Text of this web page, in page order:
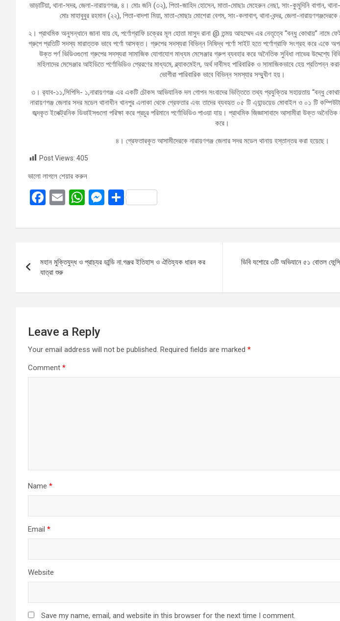
ভাড়াটিয়া, থানা-সদর, জেলা-নারায়ণগঞ্জ, ৪। মোঃ জনি (৩২), পিতা-জাহিদ হোসেন, মাতা-মোছাঃ মেহেরুন নেছা, সাং-কুমুদিনি বাগান,
মোঃ মাহাবুবুর রহমান (২২), পিতা-বাদশা মিয়া, মাতা-মোছাঃ মোশেরা বেগম, সাং-কলাবাগ, থানা-বন্দর, জেলা-
২। প্রাথমিক অনুসন্ধানে জানা যায় যে, পর্ণোগ্রাফি চক্রের মূল হোতা মাসুদ রানা @ তন্ময় আহম্মেদ এর নেতৃত্বে “বন্ধু কোথায়” নামে
গ্রুপে প্রতিটি সদস্য মারাত্তক ভাবে পর্ণো আসক্ত। গ্রুপের সদস্যরা বিভিন্ন নিষিদ্ধ পর্ণো সাইট হতে পর্ণোগ্রাফি সংগ্রহ করে একে
উক্ত পর্ণ ভিডিওগুলো গ্রুপের সদস্যরা সামাজিক যোগাযোগ মাধ্যম মেসেঞ্জার গ্রুপ ব্যবহার করে অনৈতিক সুবিধা লাভের উদ্দেশ্যে
মহিলাদের মেসেঞ্জার আইডিতে পর্ণোভিডিও প্রেরণের মাধ্যমে, ব্ল্যাকমেইল, অর্থ দাবীসহ পারিবারিক ও সামাজিকভাবে হেয় প্রতিপন্ন
ভোগীরা পারিবারিক ভাবে বিভিন্ন সমস্যার সম্ম্খুীণ হয়।
৩। র‌্যাব-১১,সিপিসি- ১,নারায়ণগঞ্জ এর একটি চৌকস আভিযানিক দল গোপন সংবাদের ভিত্তিতে তথ্য প্রযুক্তির সহায়তায় “বন্ধু
নারায়ণগঞ্জ জেলার সদর মডেল থানাধীন খানপুর এলাকা থেকে গ্রেফতার এবং তাদের ব্যবহৃত ০৫ টি এ্যান্ডয়েড মোবাইল ও ০১ টি
জব্দকৃত ইলেক্ট্রনিক ডিভাইসগুলো পরিক্ষা করে প্রচুর পরিমানে পর্ণোভিডিও পাওয়া যায়। প্রাথমিক জিজ্ঞাসাবাদে আসামীরা উক্ত
করে।
৪। গ্রেফতারকৃত আসামীদেরকে নারায়ণগঞ্জ জেলার সদর মডেল থানায় হস্তান্তর করা হয়েছে।
Post Views: 405
ভালো লাগলে শেয়ার করুন
F
ce
o
o
k
E
ail
W
at
A
p
M
se
g
S
ar
navigation
মহান মুক্তিযুদ্ধ ও প্রাচ্যর ডান্ডি না.গঞ্জর ইতিহাস ও ঐতিহ্যক ধারন কর
যাত্রা শুরু
ডিবি যশোরে ৩টি অভিযানে ৫১ বোতল
Leave a Reply
Your email address will not be published. Required fields are marked *
Comment *
Name *
Email *
Website
Save my name, email, and website in this browser for the next time I comment.